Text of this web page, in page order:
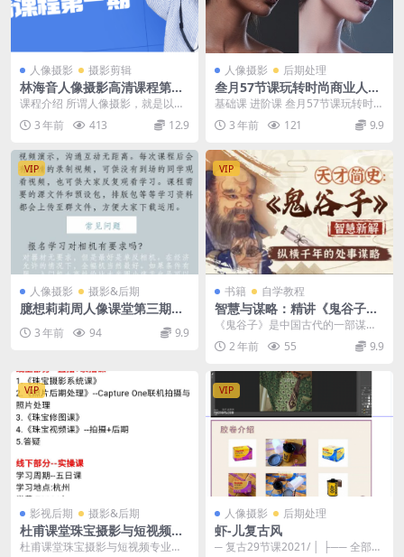
人像摄影 摄影剪辑
林海音人像摄影高清课程第一
期
课程介绍 所谓人像摄影，就是以人
物为主要创作对象的摄影形式。人
像摄影与一般的人物...
3 年前 413 12.9
人像摄影 后期处理
叁月57节课玩转时尚商业人像
摄影
基础课 进阶课 叁月57节课玩转时尚
商业人像摄影 质感时尚人像
3 年前 121 9.9
VIP
人像摄影 摄影&后期
臆想莉莉周人像课堂第三期第
3 年前 94 9.9
VIP
书籍 自学教程
智慧与谋略：精讲《鬼谷子》
更新中
《鬼谷子》是中国古代的一部谋略
奇书，被誉为中国谋略第一书，智
慧之禁果，旷世之奇书...
2 年前 55 9.9
VIP
影视后期 摄影&后期
杜甫课堂珠宝摄影与短视频专
业课7800
杜甫课堂珠宝摄影与短视频专业课7
VIP
人像摄影 后期处理
虾-儿复古风
─ 复古29节课2021/ │ ├── 全部下